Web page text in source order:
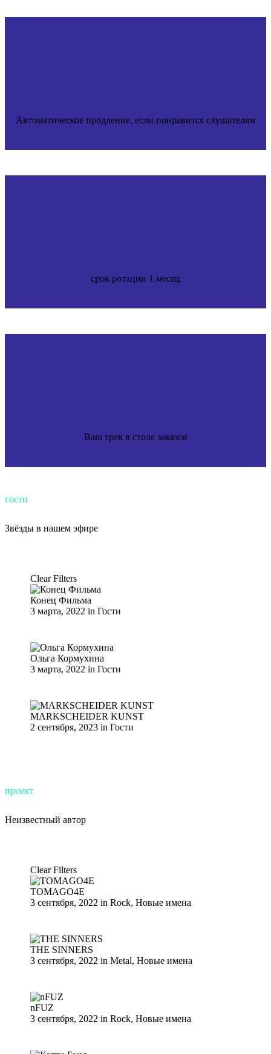
Автоматическое продление, если понравится слушателям
срок ротации 1 месяц
Ваш трек в столе заказов
гости
Звёзды в нашем эфире
Clear Filters
Конец Фильма
3 марта, 2022 in Гости
Ольга Кормухина
3 марта, 2022 in Гости
MARKSCHEIDER KUNST
2 сентября, 2023 in Гости
проект
Неизвестный автор
Clear Filters
TOMAGO4E
3 сентября, 2022 in Rock, Новые имена
THE SINNERS
3 сентября, 2022 in Metal, Новые имена
nFUZ
3 сентября, 2022 in Rock, Новые имена